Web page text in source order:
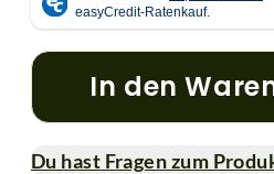
In den
Du hast Fragen zum